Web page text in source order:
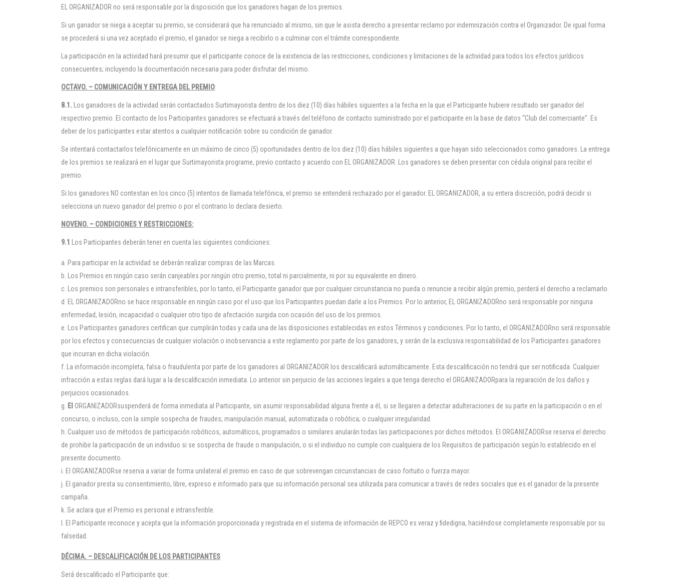
EL ORGANIZADOR no será responsable por la disposición que los ganadores hagan de los premios.
Si un ganador se niega a aceptar su premio, se considerará que ha renunciado al mismo, sin que le asista derecho a presentar reclamo por indemnización contra el Organizador. De igual forma
se procederá si una vez aceptado el premio, el ganador se niega a recibirlo o a culminar con el trámite correspondiente.
La participación en la actividad hará presumir que el participante conoce de la existencia de las restricciones, condiciones y limitaciones de la actividad para todos los efectos jurídicos
consecuentes; incluyendo la documentación necesaria para poder disfrutar del mismo.
OCTAVO. – COMUNICACIÓN Y ENTREGA DEL PREMIO:
8.1. Los ganadores de la actividad serán contactados Surtimayorista dentro de los diez (10) días hábiles siguientes a la fecha en la que el Participante hubiere resultado ser ganador del
respectivo premio. El contacto de los Participantes ganadores se efectuará a través del teléfono de contacto suministrado por el participante en la base de datos “Club del comerciante”. Es
deber de los participantes estar atentos a cualquier notificación sobre su condición de ganador.
Se intentará contactarlos telefónicamente en un máximo de cinco (5) oportunidades dentro de los diez (10) días hábiles siguientes a que hayan sido seleccionados como ganadores. La entrega
de los premios se realizará en el lugar que Surtimayorista programe, previo contacto y acuerdo con EL ORGANIZADOR. Los ganadores se deben presentar con cédula original para recibir el
premio.
Si los ganadores NO contestan en los cinco (5) intentos de llamada telefónica, el premio se entenderá rechazado por el ganador. EL ORGANIZADOR, a su entera discreción, podrá decidir si
selecciona un nuevo ganador del premio o por el contrario lo declara desierto.
NOVENO. – CONDICIONES Y RESTRICCIONES:
9.1 Los Participantes deberán tener en cuenta las siguientes condiciones:
Para participar en la actividad se deberán realizar compras de las Marcas.
Los Premios en ningún caso serán canjeables por ningún otro premio, total ni parcialmente, ni por su equivalente en dinero.
Los premios son personales e intransferibles, por lo tanto, el Participante ganador que por cualquier circunstancia no pueda o renuncie a recibir algún premio, perderá el derecho a reclamarlo.
EL ORGANIZADORno se hace responsable en ningún caso por el uso que los Participantes puedan darle a los Premios. Por lo anterior, EL ORGANIZADORno será responsable por ninguna
enfermedad, lesión, incapacidad o cualquier otro tipo de afectación surgida con ocasión del uso de los premios.
Los Participantes ganadores certifican que cumplirán todas y cada una de las disposiciones establecidas en estos Términos y condiciones. Por lo tanto, el ORGANIZADORno será responsable
por los efectos y consecuencias de cualquier violación o inobservancia a este reglamento por parte de los ganadores, y serán de la exclusiva responsabilidad de los Participantes ganadores
que incurran en dicha violación.
La información incompleta, falsa o fraudulenta por parte de los ganadores al ORGANIZADOR los descalificará automáticamente. Esta descalificación no tendrá que ser notificada. Cualquier
infracción a estas reglas dará lugar a la descalificación inmediata. Lo anterior sin perjuicio de las acciones legales a que tenga derecho el ORGANIZADORpara la reparación de los daños y
perjuicios ocasionados.
El ORGANIZADORsuspenderá de forma inmediata al Participante, sin asumir responsabilidad alguna frente a él, si se llegaren a detectar adulteraciones de su parte en la participación o en el
concurso, o incluso, con la simple sospecha de fraudes; manipulación manual, automatizada o robótica; o cualquier irregularidad.
Cualquier uso de métodos de participación robóticos, automáticos, programados o similares anularán todas las participaciones por dichos métodos. El ORGANIZADORse reserva el derecho
de prohibir la participación de un individuo si se sospecha de fraude o manipulación, o si el individuo no cumple con cualquiera de los Requisitos de participación según lo establecido en el
presente documento.
El ORGANIZADORse reserva a variar de forma unilateral el premio en caso de que sobrevengan circunstancias de caso fortuito o fuerza mayor.
El ganador presta su consentimiento, libre, expreso e informado para que su información personal sea utilizada para comunicar a través de redes sociales que es el ganador de la presente
campaña.
Se aclara que el Premio es personal e intransferible.
El Participante reconoce y acepta que la información proporcionada y registrada en el sistema de información de REPCO es veraz y fidedigna, haciéndose completamente responsable por su
falsedad.
DÉCIMA. – DESCALIFICACIÓN DE LOS PARTICIPANTES
Será descalificado el Participante que: